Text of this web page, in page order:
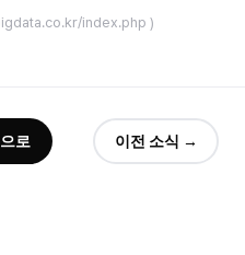
index.php )
로 이전 소식 →